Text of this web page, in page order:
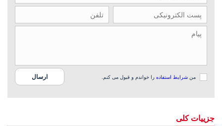
من شرایط استفاده را خواندم و قبول می کنم.
جزییات کلی